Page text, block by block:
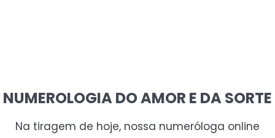
NUMEROLOGIA DO AMOR E DA SORTE
Na tiragem de hoje, nossa numeróloga online